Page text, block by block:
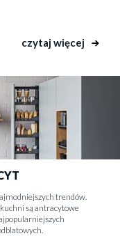
czytaj więcej
trendów.
są antracytowe